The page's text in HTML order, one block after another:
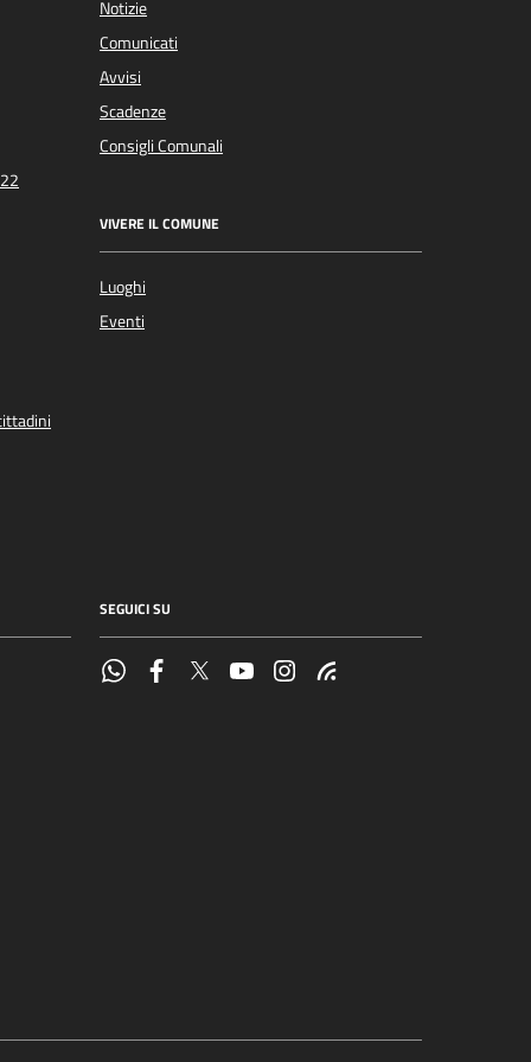
Notizie
Comunicati
Avvisi
Scadenze
Consigli Comunali
VIVERE IL COMUNE
Luoghi
Eventi
SEGUICI SU